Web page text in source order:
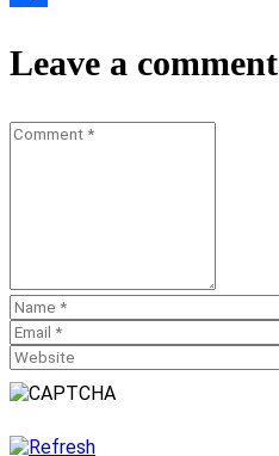
Leave a comment